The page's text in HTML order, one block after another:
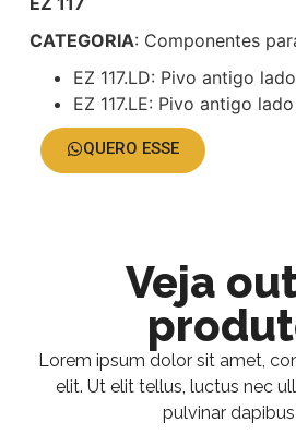
CATEGORIA: Componentes
EZ 117.LD: Pivo antigo
EZ 117.LE: Pivo antigo
QUERO ESSE
Veja
Lorem ipsum dolor sit amet,
elit. Ut elit tellus, luctus nec
pulvinar